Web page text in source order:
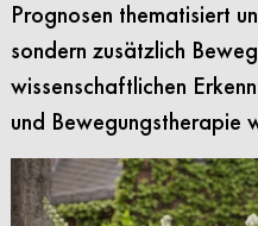
Prognosen thematisiert
sondern zusätzlich
wissenschaftlichen
und Bewegungstherapie